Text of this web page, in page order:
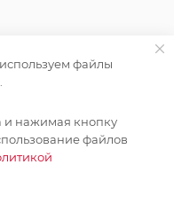
2026
файлы
и нажимая кнопку
файлов